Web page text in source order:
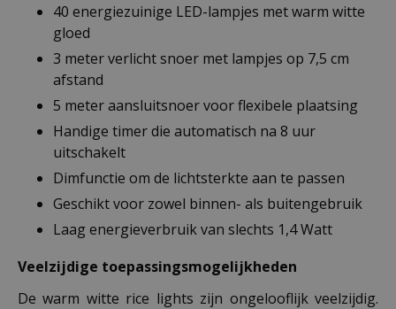
40 energiezuinige LED-lampjes met warm witte
gloed
3 meter verlicht snoer met lampjes op 7,5 cm
afstand
5 meter aansluitsnoer voor flexibele plaatsing
Handige timer die automatisch na 8 uur
uitschakelt
Dimfunctie om de lichtsterkte aan te passen
Geschikt voor zowel binnen- als buitengebruik
Laag energieverbruik van slechts 1,4 Watt
Veelzijdige toepassingsmogelijkheden
De warm witte rice lights zijn ongelooflijk veelzijdig.